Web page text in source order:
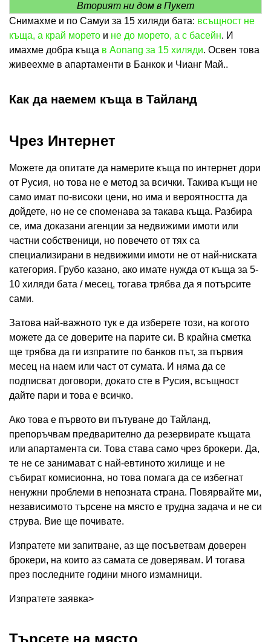
Вторият ни дом в Пукет
Снимахме и по Самуи за 15 хиляди бата: всъщност не
къща, а край морето и не до морето, а с басейн. И
имахме добра къща в Aonang за 15 хиляди. Освен това
живеехме в апартаменти в Банкок и Чианг Май..
Как да наемем къща в Тайланд
Чрез Интернет
Можете да опитате да намерите къща по интернет дори
от Русия, но това не е метод за всички. Такива къщи не
само имат по-високи цени, но има и вероятността да
дойдете, но не се споменава за такава къща. Разбира
се, има доказани агенции за недвижими имоти или
частни собственици, но повечето от тях са
специализирани в недвижими имоти не от най-ниската
категория. Грубо казано, ако имате нужда от къща за 5-
10 хиляди бата / месец, тогава трябва да я потърсите
сами.
Затова най-важното тук е да изберете този, на когото
можете да се доверите на парите си. В крайна сметка
ще трябва да ги изпратите по банков път, за първия
месец на наем или част от сумата. И няма да се
подписват договори, докато сте в Русия, всъщност
дайте пари и това е всичко.
Ако това е първото ви пътуване до Тайланд,
препоръчвам предварително да резервирате къщата
или апартамента си. Това става само чрез брокери. Да,
те не се занимават с най-евтиното жилище и не
събират комисионна, но това помага да се избегнат
ненужни проблеми в непозната страна. Повярвайте ми,
независимото търсене на място е трудна задача и не си
струва. Вие ще почивате.
Изпратете ми запитване, аз ще посъветвам доверен
брокери, на които аз самата се доверявам. И тогава
през последните години много измамници.
Изпратете заявка>